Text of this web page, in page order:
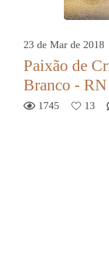
23 de Mar de 2018
Paixão de
Branco - RN
1745 13